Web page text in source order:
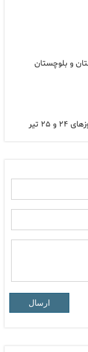
و بلوچستان
تیر
ارسال